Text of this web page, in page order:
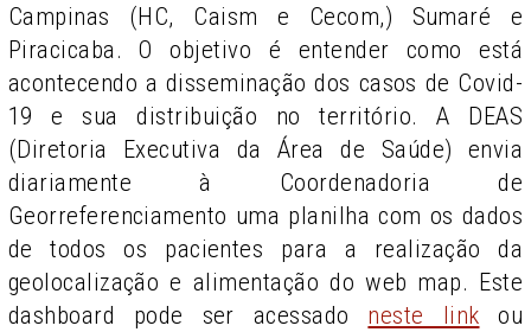
Campinas (HC, Caism e Cecom,) Sumaré e
Piracicaba. O objetivo é entender como está
acontecendo a disseminação dos casos de Covid-
19 e sua distribuição no território. A DEAS
(Diretoria Executiva da Área de Saúde) envia
diariamente à Coordenadoria de
Georreferenciamento uma planilha com os dados
de todos os pacientes para a realização da
geolocalização e alimentação do web map. Este
dashboard pode ser acessado neste link ou